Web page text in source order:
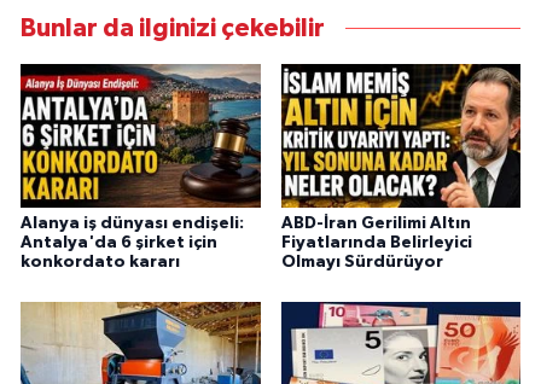
Bunlar da ilginizi çekebilir
Alanya iş dünyası endişeli:
Antalya'da 6 şirket için
konkordato kararı
ABD-İran Gerilimi Altın
Fiyatlarında Belirleyici
Olmayı Sürdürüyor